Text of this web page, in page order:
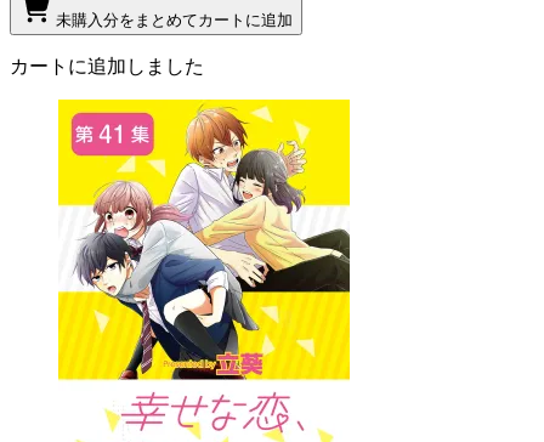
未購入分をまとめてカートに追加
カートに追加しました